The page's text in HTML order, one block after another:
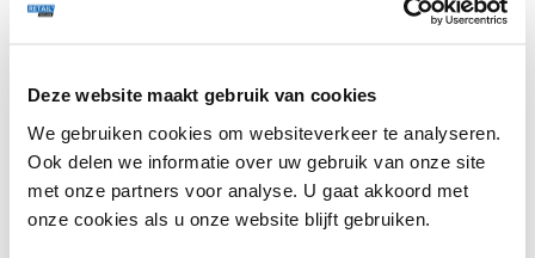
Deze website maakt gebruik van cookies
We gebruiken cookies om websiteverkeer te analyseren.
Ook delen we informatie over uw gebruik van onze site
met onze partners voor analyse. U gaat akkoord met
onze cookies als u onze website blijft gebruiken.